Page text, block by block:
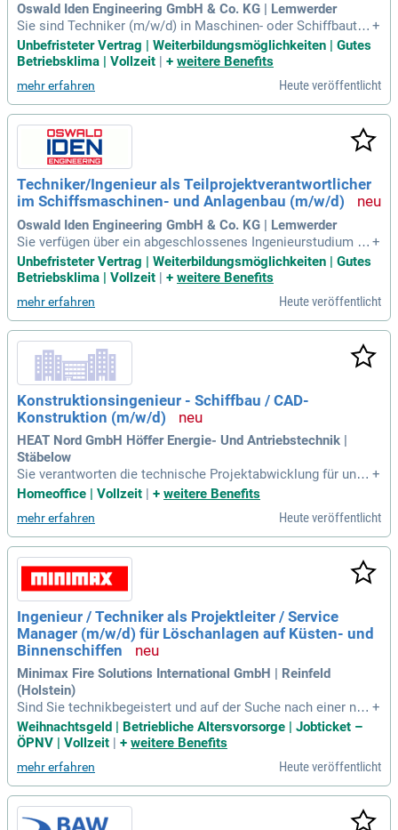
Oswald Iden Engineering GmbH & Co. KG | Lemwerder
Sie sind Techniker (m/w/d) in Maschinen- oder Schiffbautec
hnik oder haben ein Studium in Schiffbau- und Meerestechni
k abgeschlossen. Idealerweise bringen Sie Erfahrung in der
e im maritimen Bereich. Der sichere Umgang mit 3D-CAD-Sy
stemen ist für Ihre Arbeit essenziell. Kenntnisse in CADMAT
IC Outfitting und Siemens Teamcenter sind wünschenswert
und können erlernt werden. Mit Ihrem ausgeprägten räumlic
hen Vorstellungsvermögen und technischem Verständnis e
ntwickeln Sie innovative Konstruktionslösungen. Bewerben
Sie sich jetzt und gestalten Sie die Zukunft der maritimen T
echnik aktiv mit!
+
Unbefristeter Vertrag | Weiterbildungsmöglichkeiten | Gutes
Betriebsklima | Vollzeit
+ weitere Benefits
mehr erfahren Heute veröffentlicht
Techniker/Ingenieur als Teilprojektverantwortlicher
im Schiffsmaschinen- und Anlagenbau (m/w/d)
Oswald Iden Engineering GmbH & Co. KG | Lemwerder
Sie verfügen über ein abgeschlossenes Ingenieurstudium im
Bereich Schiffsmaschinenbau oder Maschinenbau und habe
n eine Weiterbildung zum Techniker in Schiffbautechnik erfo
rojektverantwortlicher im Marine- oder Schiffbau steuern Si
e komplexe Projekte eigenverantwortlich. Fundierte Kenntni
sse in 3D-CAD-Systemen sowie Erfahrung mit CADMATIC O
utfitting und Siemens Teamcenter unterstützen Ihre effizient
e Arbeitsweise. Ihr technisches Verständnis und räumliches
Vorstellungsvermögen ermöglichen es Ihnen, komplexe Zus
ammenhänge zu bewerten. Eine selbstständige Arbeitsweis
e und hohe Kommunikationsstärke zeichnen Sie aus. Freud
e an der Zusammenarbeit mit internationalen Partnern rund
et Ihr Profil ab.
+
Unbefristeter Vertrag | Weiterbildungsmöglichkeiten | Gutes
Betriebsklima | Vollzeit | + weitere Benefits
mehr erfahren Heute veröffentlicht
Konstruktionsingenieur - Schiffbau / CAD-
Konstruktion (m/w/d)
HEAT Nord GmbH Höffer Energie- Und Antriebstechnik |
Stäbelow
Sie verantworten die technische Projektabwicklung für unse
re komplexen Schiffskühlanlagen, von der Konzeption bis zu
+
Homeoffice | Vollzeit | + weitere Benefits
mehr erfahren Heute veröffentlicht
Ingenieur / Techniker als Projektleiter / Service
Manager (m/w/d) für Löschanlagen auf Küsten- und
Binnenschiffen
Minimax Fire Solutions International GmbH | Reinfeld
(Holstein)
Sind Sie technikbegeistert und auf der Suche nach einer neu
en Herausforderung? Bei Minimax erwarten Sie spannende
Möglichkeiten zur beruflichen Weiterbildung, wie unsere Min
t einem abgeschlossenen technischen Studium oder einer t
echnischen Ausbildung und entsprechenden Weiterbildung. I
deale Kandidaten verfügen über erste Erfahrungen in der Pro
jektabwicklung und haben ein interkulturelles Verständnis.
+
Weihnachtsgeld | Betriebliche Altersvorsorge | Jobticket –
ÖPNV | Vollzeit
+ weitere Benefits
mehr erfahren Heute veröffentlicht